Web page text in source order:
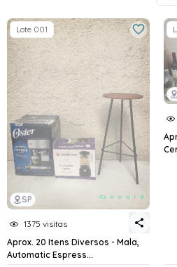
SP
Lote 001
1375 visitas
Aprox. 20 Itens Diversos - Mala,
Automatic Espress...